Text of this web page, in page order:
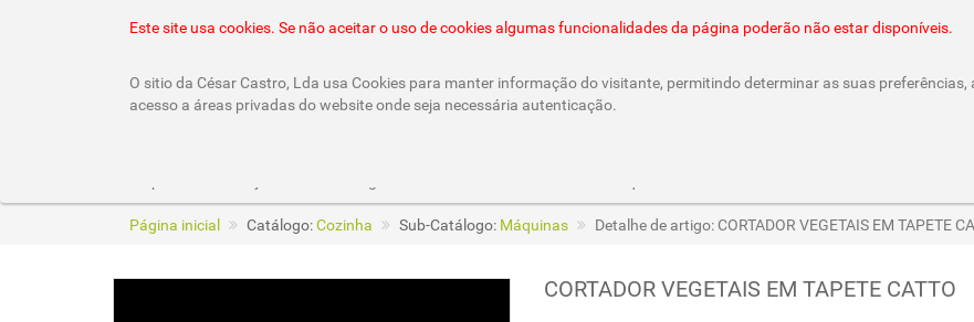
Este site usa cookies. Se não aceitar o uso de cookies algumas funcionalidades da página poderão não estar disponíveis.
O sitio da César Castro, Lda usa Cookies para manter informação do visitante, permitindo determinar as suas
acesso a áreas privadas do website onde seja necessária autenticação.
Página inicial Catálogo:Cozinha Sub-Catálogo: Máquinas Detalhe de artigo: CORTADOR VEGETAIS EM TAPETE
CORTADOR VEGETAIS EM TAPETE CATTO